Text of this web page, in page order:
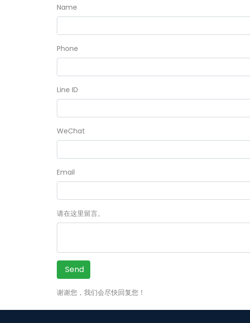
Name
Phone
Line ID
WeChat
Email
请在这里留言。
Send
谢谢您，我们会尽快回复您！